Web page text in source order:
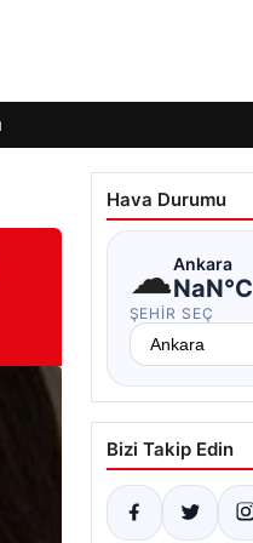
Hava Durumu
☁Ankara
NaN°C
ŞEHIR SEÇ
Bizi Takip Edin